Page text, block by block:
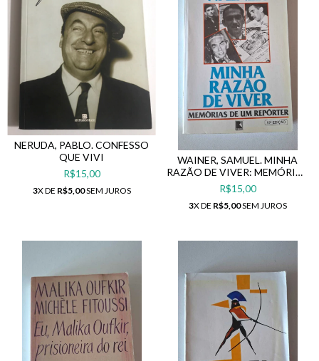
NERUDA, PABLO. CONFESSO
QUE VIVI
R$15,00
3X DE R$5,00SEM JUROS
WAINER, SAMUEL. MINHA
RAZÃO DE VIVER: MEMÓRIAS
DE UM REPÓRTER
R$15,00
3X DE R$5,00SEM JUROS